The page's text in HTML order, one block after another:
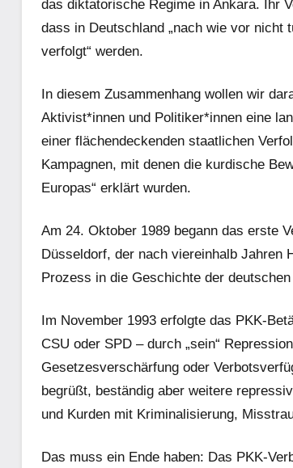
das diktatorische Regime in Ankara. Ihr
dass in Deutschland „nach wie vor nicht
verfolgt“ werden.
In diesem Zusammenhang wollen wir
Aktivist*innen und Politiker*innen eine
einer flächendeckenden staatlichen
Kampagnen, mit denen die kurdische
Europas“ erklärt wurden.
Am 24. Oktober 1989 begann das erste
Düsseldorf, der nach viereinhalb Jahren
Prozess in die Geschichte der
Im November 1993 erfolgte das PKK-
CSU oder SPD – durch „sein“
Gesetzesverschärfung oder
begrüßt, beständig aber weitere
und Kurden mit Kriminalisierung,
Das muss ein Ende haben: Das PKK-